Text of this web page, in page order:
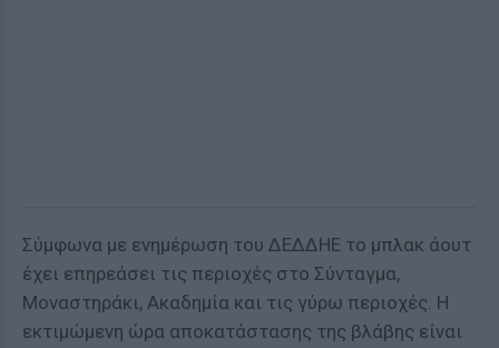
Σύμφωνα με ενημέρωση του ΔΕΔΔΗΕ το μπλακ άουτ
έχει επηρεάσει τις περιοχές στο Σύνταγμα,
Μοναστηράκι, Ακαδημία και τις γύρω περιοχές. Η
εκτιμώμενη ώρα αποκατάστασης της βλάβης είναι